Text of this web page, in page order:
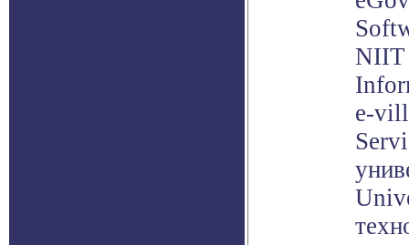
NIIT
e-